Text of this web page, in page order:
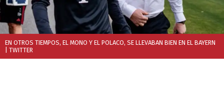
EN OTROS TIEMPOS, EL MONO Y EL POLACO, SE LLEVABAN BIEN EN EL BAYERN
| TWITTER